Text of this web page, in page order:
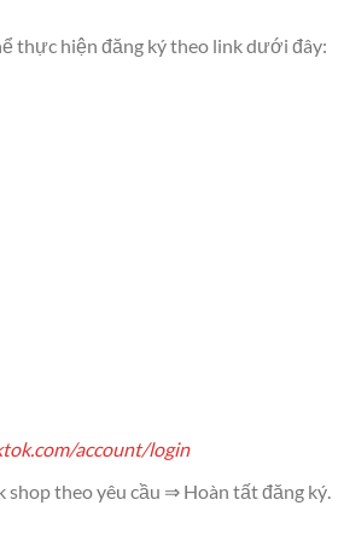
thực hiện đăng ký theo link dưới đây:
account/login
theo yêu cầu ⇒ Hoàn tất đăng ký.